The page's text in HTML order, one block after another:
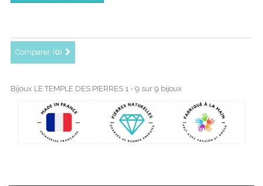
Comparer (0)
Bijoux LE TEMPLE DES PIERRES 1 - 9 sur 9 bijoux